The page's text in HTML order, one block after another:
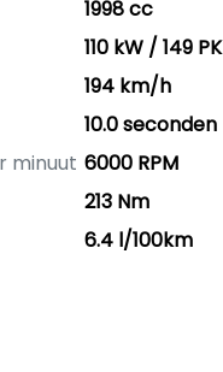
1998 cc
110 kW / 149 PK
194 km/h
10.0 seconden
minuut 6000 RPM
213 Nm
6.4 l/100km